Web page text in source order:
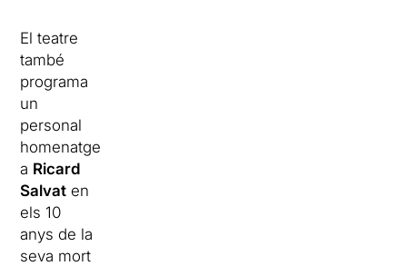
El teatre
també
programa
un
personal
homenatge
a Ricard
Salvat en
els 10
anys de la
seva mort